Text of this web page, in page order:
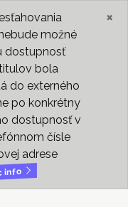
možné
dostupnosť
bola
do externého
po konkrétny
dostupnosť v
čísle
adrese
info
×